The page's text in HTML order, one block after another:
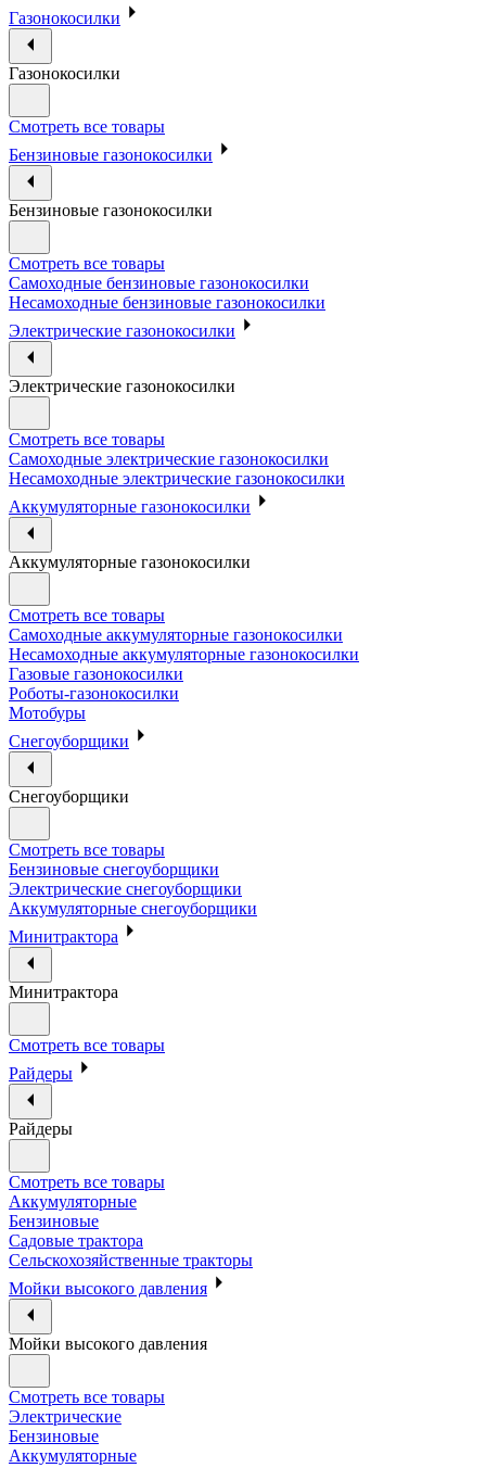
Газонокосилки
Газонокосилки
Смотреть все товары
Бензиновые газонокосилки
Бензиновые газонокосилки
Смотреть все товары
Самоходные бензиновые газонокосилки
Несамоходные бензиновые газонокосилки
Электрические газонокосилки
Электрические газонокосилки
Смотреть все товары
Самоходные электрические газонокосилки
Несамоходные электрические газонокосилки
Аккумуляторные газонокосилки
Аккумуляторные газонокосилки
Смотреть все товары
Самоходные аккумуляторные газонокосилки
Несамоходные аккумуляторные газонокосилки
Газовые газонокосилки
Роботы-газонокосилки
Мотобуры
Снегоуборщики
Снегоуборщики
Смотреть все товары
Бензиновые снегоуборщики
Электрические снегоуборщики
Аккумуляторные снегоуборщики
Минитрактора
Минитрактора
Смотреть все товары
Райдеры
Райдеры
Смотреть все товары
Аккумуляторные
Бензиновые
Садовые трактора
Сельскохозяйственные тракторы
Мойки высокого давления
Мойки высокого давления
Смотреть все товары
Электрические
Бензиновые
Аккумуляторные